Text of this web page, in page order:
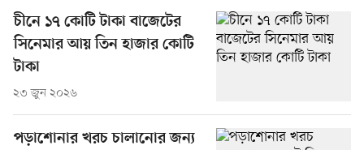
চীনে ১৭ কোটি টাকা বাজেটের
সিনেমার আয় তিন হাজার কোটি
টাকা
২৩ জুন ২০২৬
পড়াশোনার খরচ চালানোর জন্য